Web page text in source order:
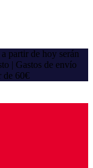
partir de hoy serán
| Gastos de envío
60€